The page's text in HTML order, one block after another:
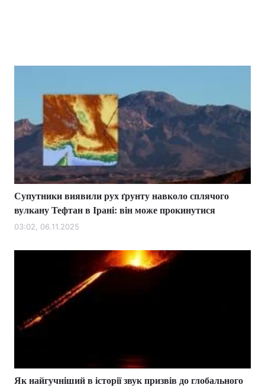
Супутники виявили рух ґрунту навколо сплячого
вулкану Тефтан в Ірані: він може прокинутися
03:02, 06.11.2025
Як найгучніший в історії звук призвів до глобального